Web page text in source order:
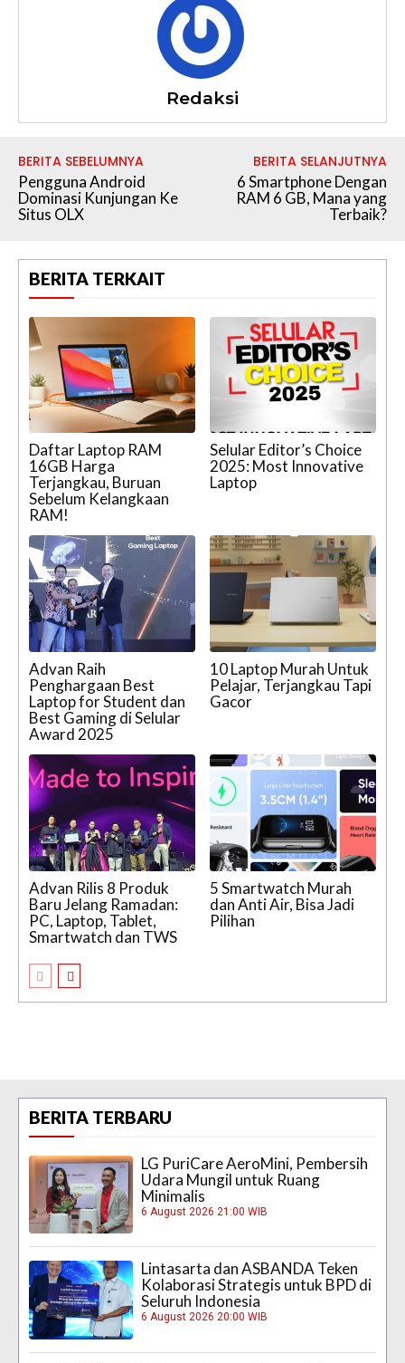
Redaksi
BERITA SEBELUMNYA
Pengguna Android
Dominasi Kunjungan Ke
Situs OLX
BERITA SELANJUTNYA
6 Smartphone Dengan
RAM 6 GB, Mana yang
Terbaik?
BERITA TERKAIT
Daftar Laptop RAM
16GB Harga
Terjangkau, Buruan
Sebelum Kelangkaan
RAM!
Selular Editor’s Choice
2025: Most Innovative
Laptop
Advan Raih
Penghargaan Best
Laptop for Student dan
Best Gaming di Selular
Award 2025
10 Laptop Murah Untuk
Pelajar, Terjangkau Tapi
Gacor
Advan Rilis 8 Produk
Baru Jelang Ramadan:
PC, Laptop, Tablet,
Smartwatch dan TWS
5 Smartwatch Murah
dan Anti Air, Bisa Jadi
Pilihan
BERITA TERBARU
LG PuriCare AeroMini, Pembersih
Udara Mungil untuk Ruang
Minimalis
6 August 2026 21:00 WIB
Lintasarta dan ASBANDA Teken
Kolaborasi Strategis untuk BPD di
Seluruh Indonesia
6 August 2026 20:00 WIB